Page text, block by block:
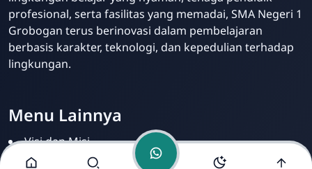
profesional, serta fasilitas yang memadai, SMA Negeri 1
Grobogan terus berinovasi dalam pembelajaran
berbasis karakter, teknologi, dan kepedulian terhadap
lingkungan.
Menu Lainnya
Visi dan Misi
Ekstrakurikuler